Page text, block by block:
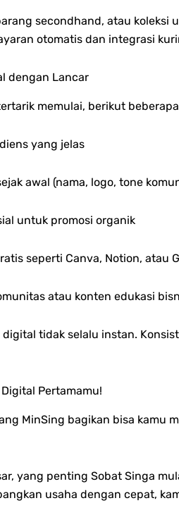
secondhand, atau koleksi
otomatis dan integrasi
dengan Lancar
memulai, berikut
yang jelas
awal (nama, logo, tone
untuk promosi organik
seperti Canva, Notion, atau
atau konten edukasi
tidak selalu instan.
Pertamamu!
MinSing bagikan bisa kamu
yang penting Sobat Singa
usaha dengan cepat,